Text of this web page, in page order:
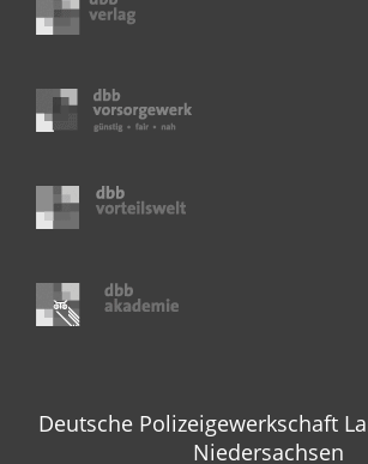
Deutsche Polizeigewerkschaft
Niedersachsen